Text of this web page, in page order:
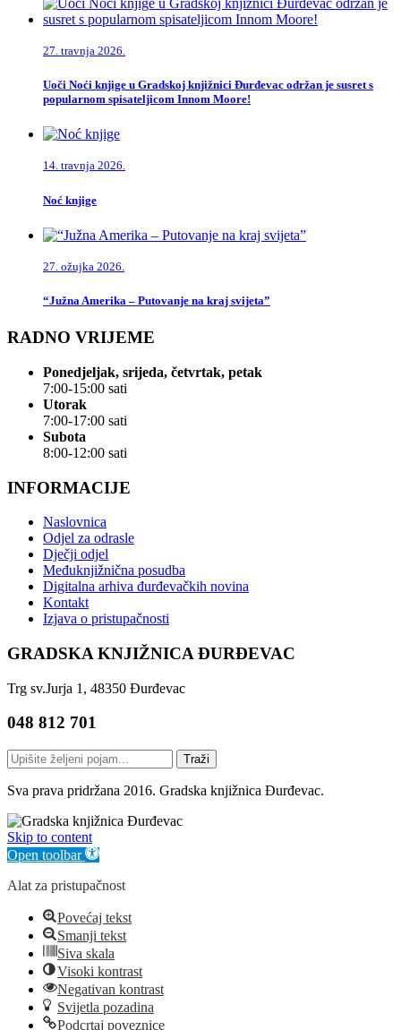
27. travnja 2026.
Uoči Noći knjige u Gradskoj knjižnici Đurđevac održan je susret s
popularnom spisateljicom Innom Moore!
14. travnja 2026.
Noć knjige
27. ožujka 2026.
“Južna Amerika – Putovanje na kraj svijeta”
RADNO VRIJEME
Ponedjeljak, srijeda, četvrtak, petak
7:00-15:00 sati
Utorak
7:00-17:00 sati
Subota
8:00-12:00 sati
INFORMACIJE
Naslovnica
Odjel za odrasle
Dječji odjel
Međuknjižnična posudba
Digitalna arhiva đurđevačkih novina
Kontakt
Izjava o pristupačnosti
GRADSKA KNJIŽNICA ĐURĐEVAC
Trg sv.Jurja 1, 48350 Đurđevac
048 812 701
Traži
Sva prava pridržana 2016. Gradska knjižnica Đurđevac.
Skip to content
Open toolbar
Alat za pristupačnost
Povećaj tekst
Smanji tekst
Siva skala
Visoki kontrast
Negativan kontrast
Svijetla pozadina
Podcrtaj poveznice